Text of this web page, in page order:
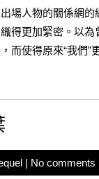
場人物的關係網
得更加緊密。以
而使得原來“我們
| No comments